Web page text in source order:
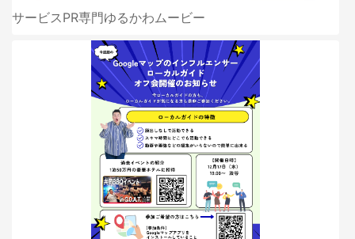
サービスPR専門ゆるかわムービー